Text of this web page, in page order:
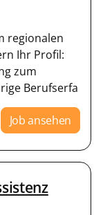
regionalen
Ihr Profil:
zum
Berufserfa
Job ansehen